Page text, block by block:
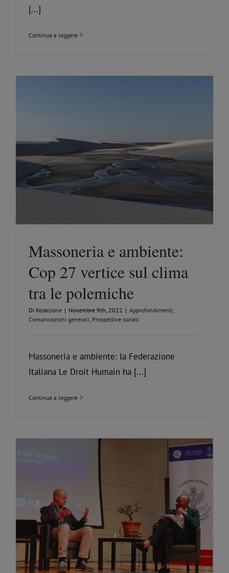
[...]
Continua a leggere
Massoneria e ambiente:
Cop 27 vertice sul clima
tra le polemiche
Di Redazione | Novembre 9th, 2022 | Approfondimenti
Comunicazioni generali Prospettive sociali
Massoneria e ambiente: la Federazione
Italiana Le Droit Humain ha [...]
Continua a leggere